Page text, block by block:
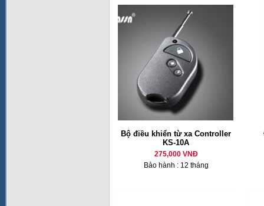
Bộ điều khiển từ xa Controller
KS-10A
275,000 VNĐ
Bảo hành : 12 tháng